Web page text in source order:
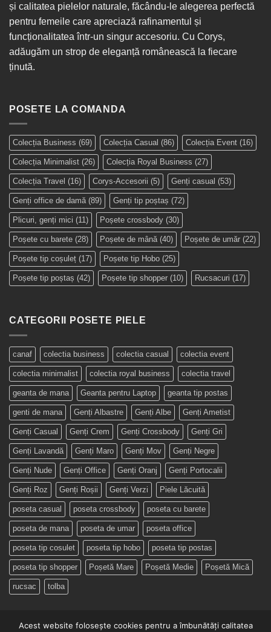
și calitatea pielelor naturale, făcându-le alegerea perfectă
pentru femeile care apreciază rafinamentul și
funcționalitatea într-un singur accesoriu. Cu Corys,
adăugăm un strop de eleganță românească la fiecare
ținută.
POSETE LA COMANDA
Colecția Business (69) Colecția Casual (86) Colecția Event (16)
Colecția Minimalist (26) Colecția Royal Business (27)
Colecția Travel (16) Corys-Accesorii (5) Genți casual (53)
Genți office de damă(89) Genți tip poștaș (72)
Plicuri, genți mici (11) Poșete crossbody (30)
Poșete cu barete (28) Poșete de mână(40) Poșete de umăr (22)
Poșete tip coșuleț (17) Poșete tip Hobo (25)
Poșete tip poștaș (42) Poșete tip shopper (10) Rucsacuri (17)
CATEGORII POSETE PIELE
canaf colectia business colectia casual colectia event
colectia minimalist colectia royal business colectia travel
geanta de mana Geanta pentru Laptop geanta tip postas
genti de mana Genți Albastre Genți Albe Genți Ametist
Genți Casual Genți Crem Genți Crossbody Genți Gri
Genți Lavandă Genți Maro Genți Mov Genți Negre
Genți Nude Genți Office Genți Oranj Genți Portocalii
Genți Roz Genți Roșii Genți Verzi Piele Lăcuită
poseta casual poseta crossbody poseta cu barete
poseta de mana poseta de umar poseta office
poseta tip cosulet poseta tip hobo poseta tip postas
poseta tip shopper Poșetă Mare Poșetă Medie Poșetă Mică
rucsac tolba
Acest website folosește cookies pentru a îmbunătăți calitatea